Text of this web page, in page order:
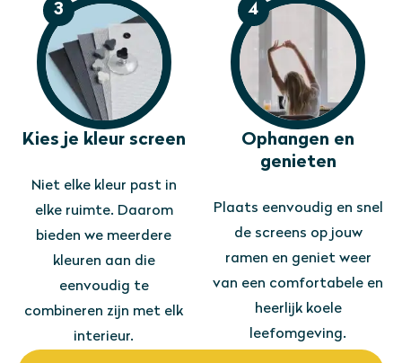
3
Kies je kleur screen
Niet elke kleur past in
elke ruimte. Daarom
bieden we meerdere
kleuren aan die
eenvoudig te
combineren zijn met elk
interieur.
4
Ophangen en
genieten
Plaats eenvoudig en snel
de screens op jouw
ramen en geniet weer
van een comfortabele en
heerlijk koele
leefomgeving.